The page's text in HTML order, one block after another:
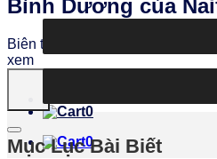
0
0
Bình Dương của
Biên tập
xem
Mục Lục Bài Biết